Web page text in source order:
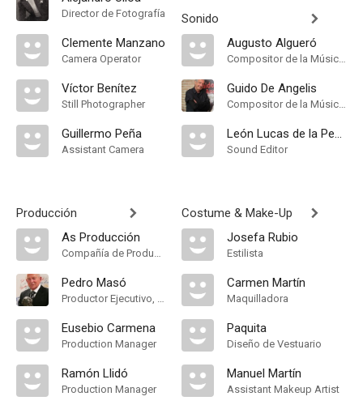
Director de Fotografía
Clemente Manzano
Camera Operator
Víctor Benítez
Still Photographer
Guillermo Peña
Assistant Camera
Producción
As Producción
Compañía de Produccion
Pedro Masó
Productor Ejecutivo, Production Manager
Eusebio Carmena
Production Manager
Ramón Llidó
Production Manager
Sonido
Augusto Algueró
Compositor de la Música Original, Música
Guido De Angelis
Compositor de la Música Original, Música
León Lucas de la Peña
Sound Editor
Costume & Make-Up
Josefa Rubio
Estilista
Carmen Martín
Maquilladora
Paquita
Diseño de Vestuario
Manuel Martín
Assistant Makeup Artist